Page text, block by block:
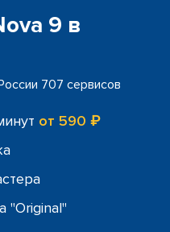
9 в
707 сервисов
от 590 ₽
"Original"